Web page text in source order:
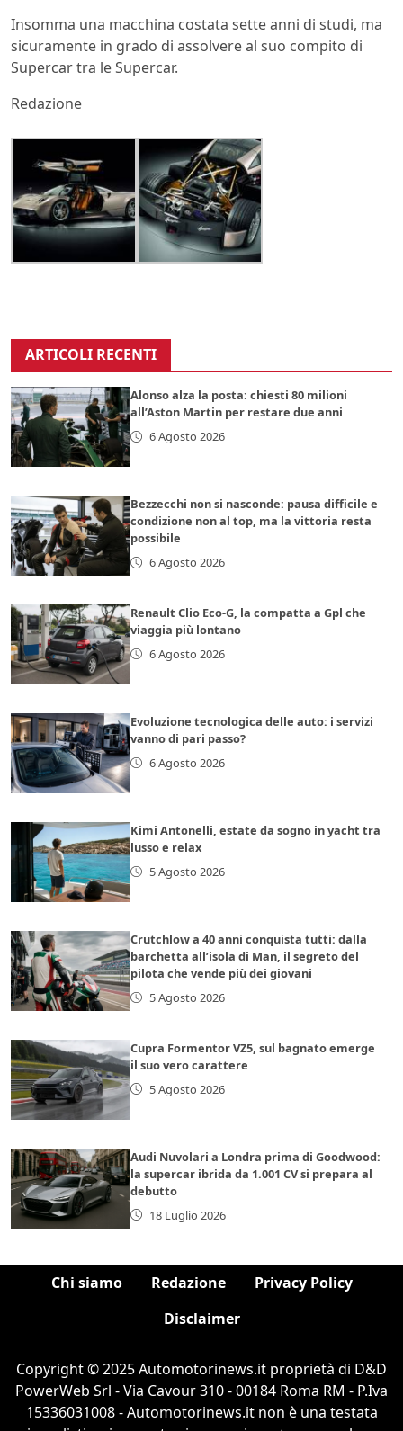
Insomma una macchina costata sette anni di studi, ma
sicuramente in grado di assolvere al suo compito di
Supercar tra le Supercar.
Redazione
ARTICOLI RECENTI
Alonso alza la posta: chiesti 80 milioni
all’Aston Martin per restare due anni
6 Agosto 2026
Bezzecchi non si nasconde: pausa difficile e
condizione non al top, ma la vittoria resta
possibile
6 Agosto 2026
Renault Clio Eco-G, la compatta a Gpl che
viaggia più lontano
6 Agosto 2026
Evoluzione tecnologica delle auto: i servizi
vanno di pari passo?
6 Agosto 2026
Kimi Antonelli, estate da sogno in yacht tra
lusso e relax
5 Agosto 2026
Crutchlow a 40 anni conquista tutti: dalla
barchetta all’isola di Man, il segreto del
pilota che vende più dei giovani
5 Agosto 2026
Cupra Formentor VZ5, sul bagnato emerge
il suo vero carattere
5 Agosto 2026
Audi Nuvolari a Londra prima di Goodwood:
la supercar ibrida da 1.001 CV si prepara al
debutto
18 Luglio 2026
Chi siamo Redazione
Privacy Policy
Disclaimer
Copyright © 2025 Automotorinews.it proprietà di D&D
PowerWeb Srl - Via Cavour 310 - 00184 Roma RM - P.Iva
15336031008 - Automotorinews.it non è una testata